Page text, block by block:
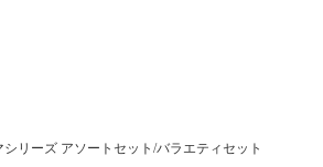
リーズ アソートセット/バラエティセット